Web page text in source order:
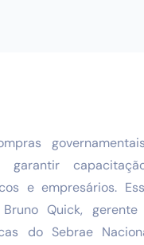
garantir
e empresários.
Quick,
do Sebrae